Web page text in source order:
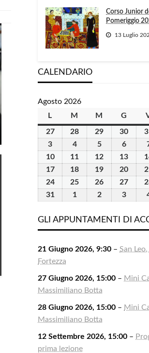
Corso Junior
Pomeriggio
13 Luglio
CALENDARIO
Agosto 2026
L lunedìM martedì
M mercoledì
G
2727
Luglio
2026
28
Luglio
2026
29
Luglio
2026
30
Luglio
2026
3
Agosto
2026
44
Agosto
2026
55
Agosto
2026
66
2026
1010
Agosto
2026
11
Agosto
2026
12
Agosto
2026
13
2026
1717
Agosto
18
Agosto
19
Agosto
20
2424
Agosto
25
Agosto
26
Agosto
27
3131
2026
11
2026
22
2026
33
2026
GLI APPUNTAMENTI DI
21 Giugno 2026, 9:30 –San
Fortezza
27 Giugno 2026, 15:00 – Mini
Massimiliano Botta
28 Giugno 2026, 15:00 – Mini
Massimiliano Botta
12 Settembre 2026, 15:00 –
prima lezione